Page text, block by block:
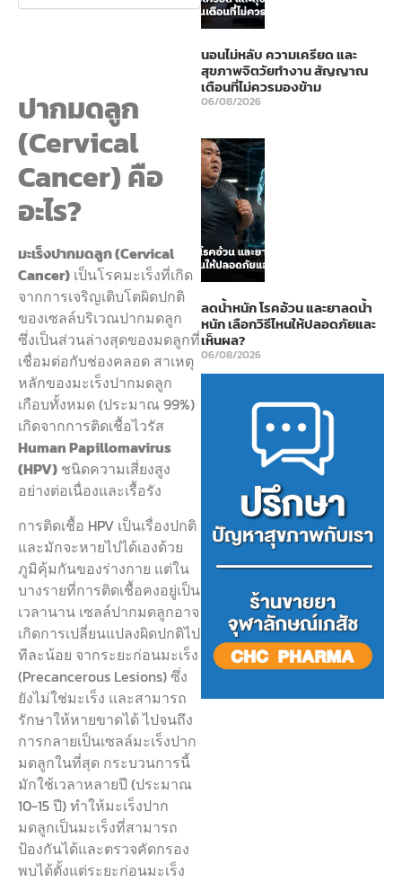
ปากมดลูก
(Cervical
Cancer) คือ
อะไร?
มะเร็งปากมดลูก (Cervical
Cancer) เป็นโรคมะเร็งที่เกิด
จากการเจริญเติบโตผิดปกติ
ของเซลล์บริเวณปากมดลูก
ซึ่งเป็นส่วนล่างสุดของมดลูกที่
เชื่อมต่อกับช่องคลอด สาเหตุ
หลักของมะเร็งปากมดลูก
เกือบทั้งหมด (ประมาณ 99%)
เกิดจากการติดเชื้อไวรัส
Human Papillomavirus
(HPV) ชนิดความเสี่ยงสูง
อย่างต่อเนื่องและเรื้อรัง
การติดเชื้อ HPV เป็นเรื่องปกติ
และมักจะหายไปได้เองด้วย
ภูมิคุ้มกันของร่างกาย แต่ใน
บางรายที่การติดเชื้อคงอยู่เป็น
เวลานาน เซลล์ปากมดลูกอาจ
เกิดการเปลี่ยนแปลงผิดปกติไป
ทีละน้อย จากระยะก่อนมะเร็ง
(Precancerous Lesions) ซึ่ง
ยังไม่ใช่มะเร็ง และสามารถ
รักษาให้หายขาดได้ ไปจนถึง
การกลายเป็นเซลล์มะเร็งปาก
มดลูกในที่สุด กระบวนการนี้
มักใช้เวลาหลายปี (ประมาณ
10-15 ปี) ทำให้มะเร็งปาก
มดลูกเป็นมะเร็งที่สามารถ
ป้องกันได้และตรวจคัดกรอง
พบได้ตั้งแต่ระยะก่อนมะเร็ง
นอนไม่หลับ ความเครียด และ
สุขภาพจิตวัยทำงาน สัญญาณ
เตือนที่ไม่ควรมองข้าม
06/08/2026
ลดน้ำหนัก โรคอ้วน และยาลดน้ำ
หนัก เลือกวิธีไหนให้ปลอดภัยและ
เห็นผล?
06/08/2026